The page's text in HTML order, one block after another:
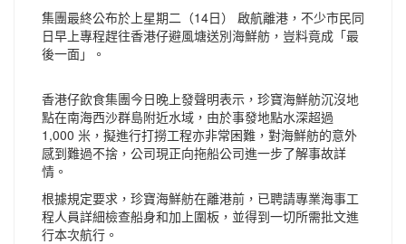
集團最終公布於上星期二（14日） 啟航離港，不少市民同
日早上專程趕往香港仔避風塘送別海鮮舫，豈料竟成「最
後一面」。
香港仔飲食集團今日晚上發聲明表示，珍寶海鮮舫沉沒地
點在南海西沙群島附近水域，由於事發地點水深超過
1,000 米，擬進行打撈工程亦非常困難，對海鮮舫的意外
感到難過不捨，公司現正向拖船公司進一步了解事故詳
情。
根據規定要求，珍寶海鮮舫在離港前，已聘請專業海事工
程人員詳細檢查船身和加上圍板，並得到一切所需批文進
行本次航行。